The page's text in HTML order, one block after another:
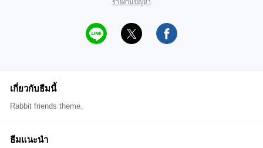
รายงานปัญหา
เกี่ยวกับธีมนี้
Rabbit friends theme.
ธีมแนะนำ